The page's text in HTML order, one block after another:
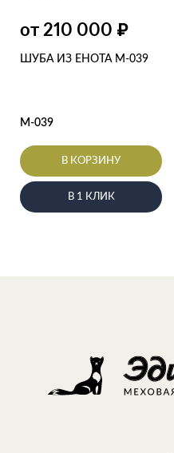
от 210 000 ₽
ШУБА ИЗ ЕНОТА М-039
М-039
В КОРЗИНУ
В 1 КЛИК